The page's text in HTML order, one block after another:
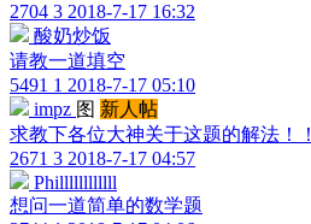
2704 3 2018-7-17 16:32
酸奶炒饭
请教一道填空
5491 1 2018-7-17 05:10
impz 图 新人帖
求教下各位大神关于这题的解法！！
2671 3 2018-7-17 04:57
Phillllllllllll
想问一道简单的数学题